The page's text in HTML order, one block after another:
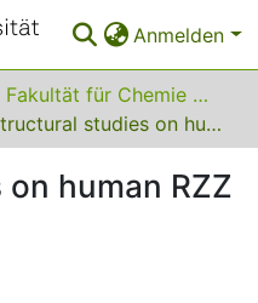
Anmelden
03 Fakultät für Chemie und Chemische Biologie
Structural studies on human RZZ and Cln3p
human RZZ